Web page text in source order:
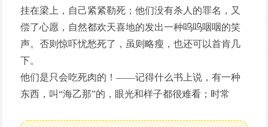
挂在梁上，自己紧紧勒死；他们没有杀人的罪名，又
偿了心愿，自然都欢天喜地的发出一种呜呜咽咽的笑
声。否则惊吓忧愁死了，虽则略瘦，也还可以首肯几
下。
他们是只会吃死肉的！——记得什么书上说，有一种
东西，叫“海乙那”的，眼光和样子都很难看；时常